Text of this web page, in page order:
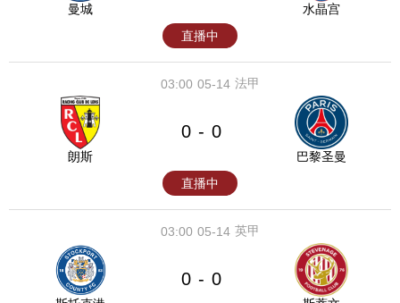
曼城
水晶宫
直播中
05-14
03:00 法甲
朗斯
0 - 0
巴黎圣曼
直播中
05-14
03:00 英甲
0 - 0